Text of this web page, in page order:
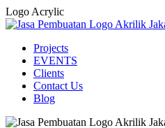
Logo Acrylic
Projects
EVENTS
Clients
Contact Us
Blog